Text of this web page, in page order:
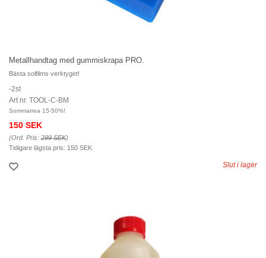
Metallhandtag med gummiskrapa PRO.
Bästa solfilms verktyget!
-2st
Art nr. TOOL-C-BM
Sommarrea 15-50%!
150 SEK
(Ord. Pris: 299 SEK)
Tidigare lägsta pris: 150 SEK
Slut i lager